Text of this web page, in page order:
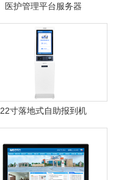
医护管理平台服务器
22寸落地式自助报到机